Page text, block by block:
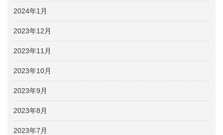
2024年1月
2023年12月
2023年11月
2023年10月
2023年9月
2023年8月
2023年7月